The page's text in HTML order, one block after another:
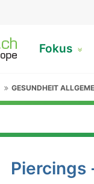
Fokus
GESUNDHEIT
Piercings